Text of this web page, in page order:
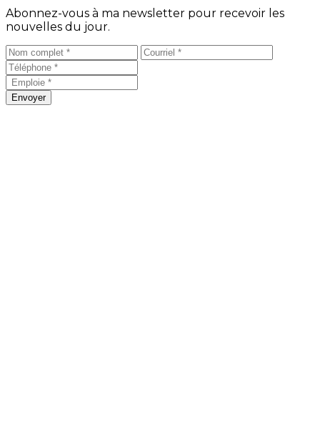
Abonnez-vous à ma newsletter pour recevoir les
nouvelles du jour.
Envoyer